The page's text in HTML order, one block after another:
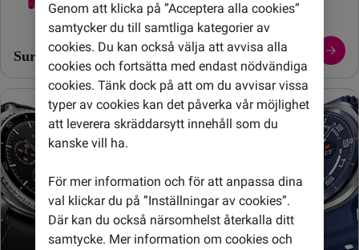
Surfplattor
Genom att klicka på ”Acceptera alla cookies”
samtycker du till samtliga kategorier av
cookies. Du kan också välja att avvisa alla
cookies och fortsätta med endast nödvändiga
cookies. Tänk dock på att om du avvisar vissa
typer av cookies kan det påverka vår möjlighet
att leverera skräddarsytt innehåll som du
kanske vill ha.
För mer information och för att anpassa dina
val klickar du på ”Inställningar av cookies”.
Där kan du också närsomhelst återkalla ditt
samtycke. Mer information om cookies och